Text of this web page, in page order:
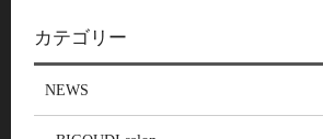
カテゴリー
NEWS